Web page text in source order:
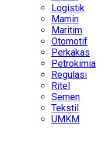
Logistik
Mamin
Maritim
Otomotif
Perkakas
Petrokimia
Regulasi
Ritel
Semen
Tekstil
UMKM